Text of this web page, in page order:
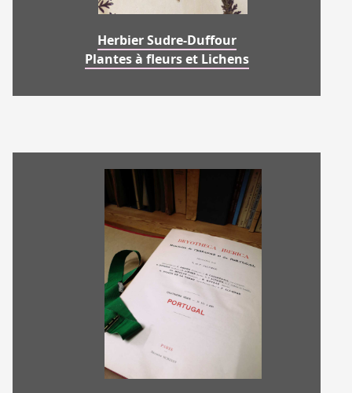
Herbier Sudre-Duffour
Plantes à fleurs et Lichens